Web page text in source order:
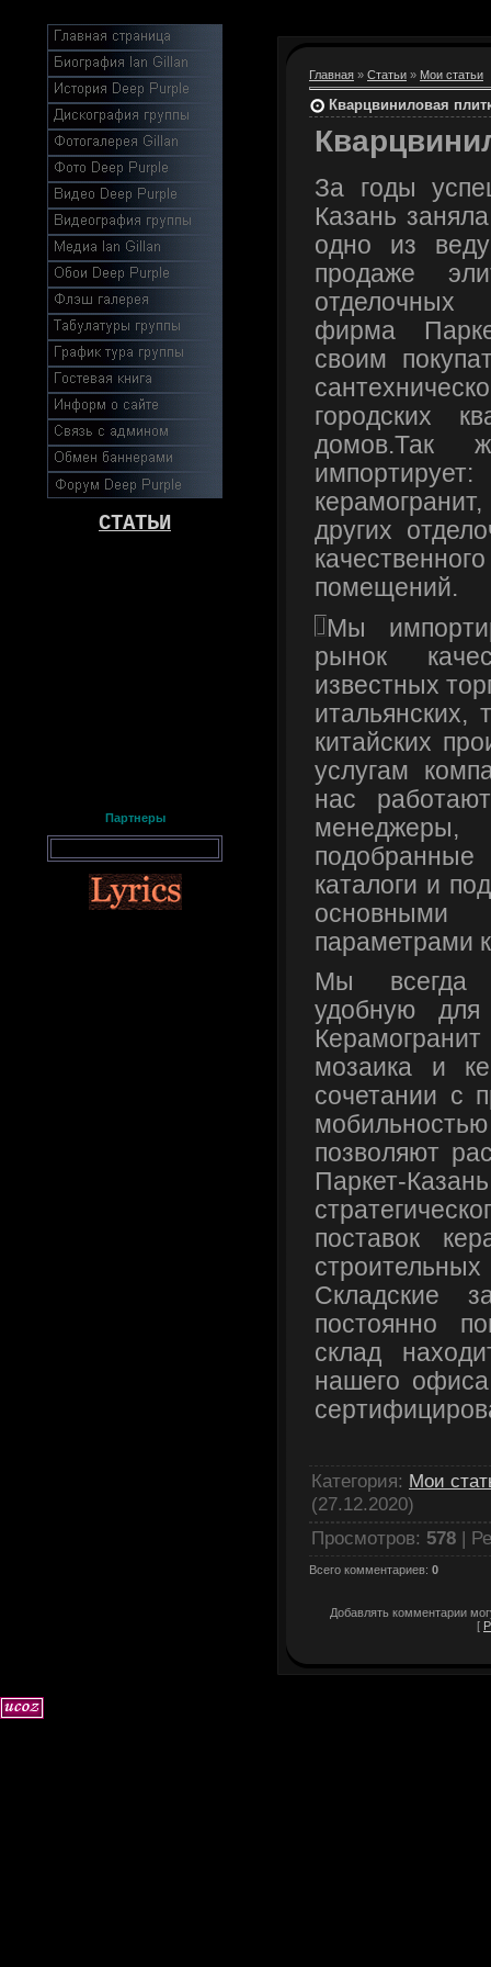
СТАТЬИ
Партнеры
Главная » Статьи » Мои статьи
Кварцвиниловая
За годы
Казань
одно из
продаже
фирма
своим
городских
домов.Так
импортирует:
других
помещений.
Мы
рынок
известных
итальянских,
китайских
услугам
нас
каталоги и
параметрами
Мы всегда
удобную
мозаика и
сочетании с
позволяют
Паркет-
поставок
Складские
постоянно
склад
нашего
Категория: Мои
(27.12.2020)
Просмотров: 578 |
Всего комментариев: 0
Добавлять комментарии
[